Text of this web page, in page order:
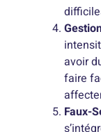
avoir
faire
Faux-